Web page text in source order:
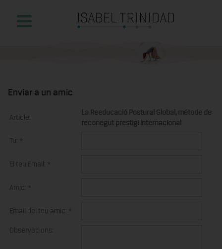
Enviar a un amic
Artícle:
La Reeducació Postural Global, métode de
reconegut prestigi internacional
Tu:
El teu Email:
Amic:
Email del teu amic:
Observacions: